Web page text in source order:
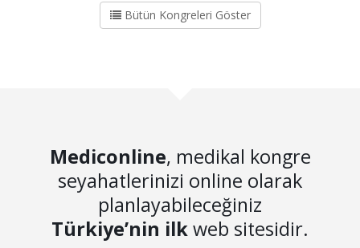
Bütün Kongreleri Göster
Mediconline, medikal kongre
seyahatlerinizi online olarak
planlayabileceğiniz
Türkiye’nin ilkweb sitesidir.